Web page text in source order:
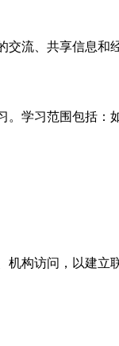
流、共享信息和
学习范围包括
构访问，以建